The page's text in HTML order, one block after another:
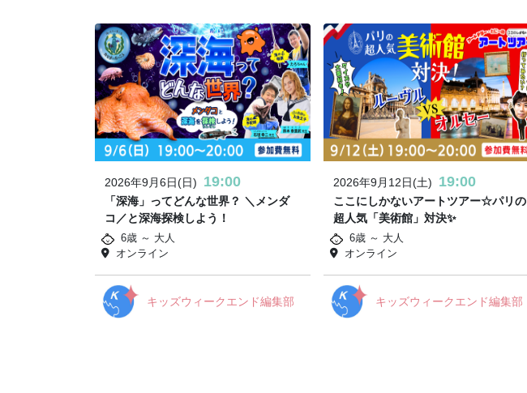
2026年9月6日(日) 19:00
「深海」ってどんな世界？ ＼メンダ
コ／と深海探検しよう！
6歳 ～ 大人
オンライン
キッズウィークエンド編集部
2026年9月12日(土) 19:00
ここにしかないアートツアー☆パリの
超人気「美術館」対決✨
6歳 ～ 大人
オンライン
キッズウィークエンド編集部